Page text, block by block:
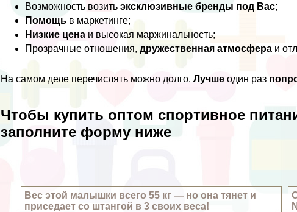
Возможность возитьэксклюзивные бренды под Вас;
Помощь в маркетинге;
Низкие цена и высокая маржинальность;
Прозрачные отношения,дружественная атмосфера и
На самом деле перечислять можно долго.Лучше один раз
Чтобы купить оптом спортивное
заполните форму ниже
Вес этой малышки всего 55 кг — но она тянет и
приседает со штангой в 3 своих веса!